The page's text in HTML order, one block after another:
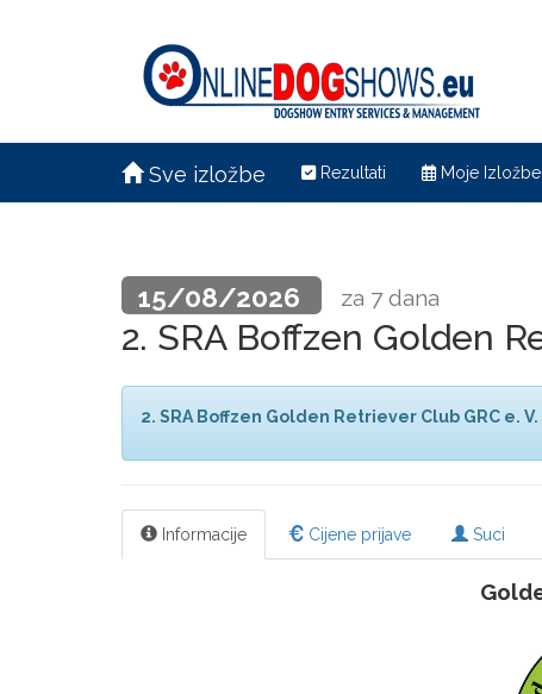
Sve izložbe Rezultati Moje Izložbe
15/08/2026 za 7 dana
2. SRA Boffzen Golden
2. SRA Boffzen Golden Retriever Club GRC e. V.
Informacije Cijene prijave Suci